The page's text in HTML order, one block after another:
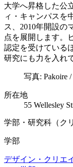
大学へ昇格した公
ィ・キャンパスを
ス、2010年開設の
点を展開します。
認定を受けている
研究にも力を入れ
写真: Pakoire /
所在地
55 Wellesley
学部・研究科（ク
学部
デザイン・クリエ